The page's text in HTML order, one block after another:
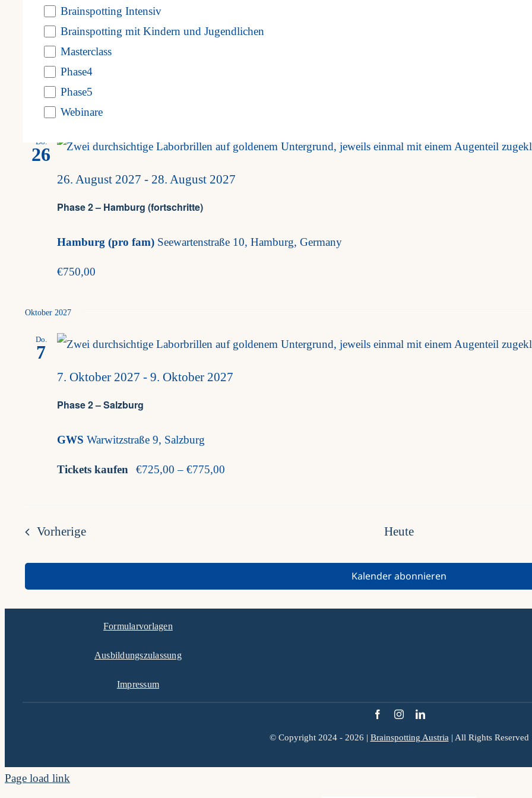
refresh
with
the
filtered
results.
Brainspotting Intensiv
Brainspotting mit Kindern und Jugendlichen
Masterclass
Phase4
Phase5
Webinare
Phase 2 – Wien
Tickets kaufen
August 2027
Do.
26
Phase 2 – Hamburg (fortschritte)
26. August 2027 - 28. August 2027
Hamburg (pro fam) Seewartenstraße 10, Hamburg, Germany
€750,00
Oktober 2027
Do.
7
Phase 2 – Salzburg
7. Oktober 2027 - 9. Oktober 2027
GWS Warwitzstraße 9, Salzburg
Tickets kaufen €725,00 – €775,00
VorherigeVeranstaltungen Heute
Kalender abonnieren
Formularvorlagen
Ausbildungszulassung
Impressum
© Copyright 2024 - 2026 | Brainspotting Austria| All Rights Reserved
Page load link